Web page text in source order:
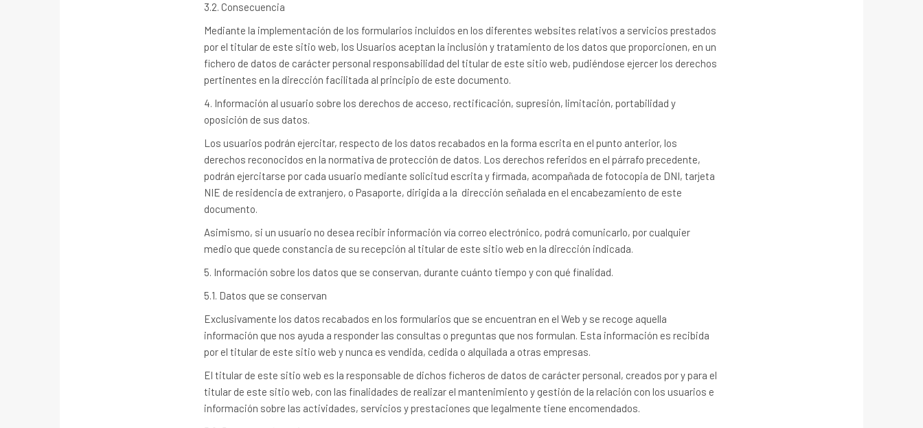
3.2. Consecuencia
Mediante la implementación de los formularios incluidos en los diferentes websites relativos a servicios prestados
por el titular de este sitio web, los Usuarios aceptan la inclusión y tratamiento de los datos que proporcionen, en un
fichero de datos de carácter personal responsabilidad del titular de este sitio web, pudiéndose ejercer los derechos
pertinentes en la dirección facilitada al principio de este documento.
4. Información al usuario sobre los derechos de acceso, rectificación, supresión, limitación, portabilidad y
oposición de sus datos.
Los usuarios podrán ejercitar, respecto de los datos recabados en la forma escrita en el punto anterior, los
derechos reconocidos en la normativa de protección de datos. Los derechos referidos en el párrafo precedente,
podrán ejercitarse por cada usuario mediante solicitud escrita y firmada, acompañada de fotocopia de DNI, tarjeta
NIE de residencia de extranjero, o Pasaporte, dirigida a la dirección señalada en el encabezamiento de este
documento.
Asimismo, si un usuario no desea recibir información vía correo electrónico, podrá comunicarlo, por cualquier
medio que quede constancia de su recepción al titular de este sitio web en la dirección indicada.
5. Información sobre los datos que se conservan, durante cuánto tiempo y con qué finalidad.
5.1. Datos que se conservan
Exclusivamente los datos recabados en los formularios que se encuentran en el Web y se recoge aquella
información que nos ayuda a responder las consultas o preguntas que nos formulan. Esta información es recibida
por el titular de este sitio web y nunca es vendida, cedida o alquilada a otras empresas.
El titular de este sitio web es la responsable de dichos ficheros de datos de carácter personal, creados por y para el
titular de este sitio web, con las finalidades de realizar el mantenimiento y gestión de la relación con los usuarios e
información sobre las actividades, servicios y prestaciones que legalmente tiene encomendados.